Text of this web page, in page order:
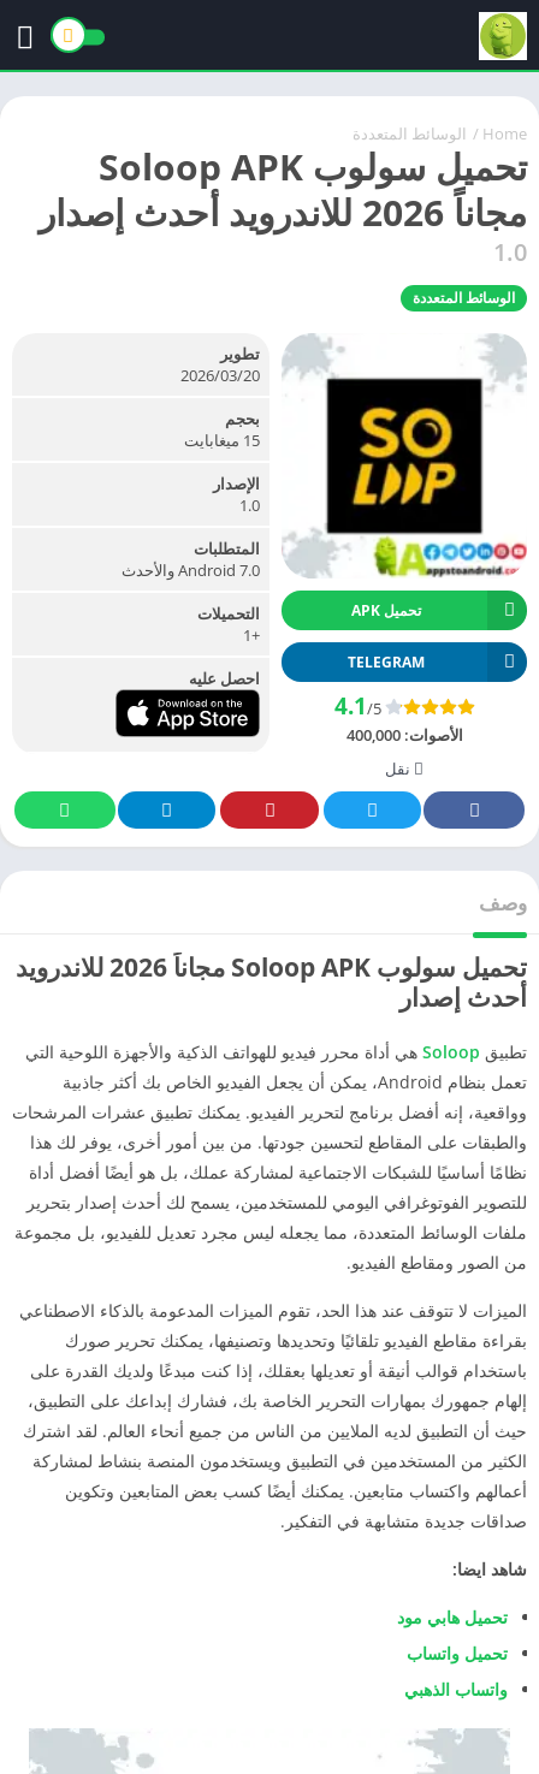
Home
/ الوسائط المتعددة
تحميل سولوب Soloop APK
مجاناً 2026 للاندرويد أحدث إصدار
1.0
الوسائط المتعددة
تحميل APK
TELEGRAM
4.1/5
الأصوات:400,000
نقل
تطوير
20‏/03‏/2026
بحجم
15 ميغابايت
الإصدار
1.0
المتطلبات
Android 7.0 والأحدث
التحميلات
+1
احصل عليه
وصف
تحميل سولوب Soloop APK مجاناً 2026 للاندرويد
أحدث إصدار
تطبيق Soloop هي أداة محرر فيديو للهواتف الذكية والأجهزة اللوحية التي
تعمل بنظام Android، يمكن أن يجعل الفيديو الخاص بك أكثر جاذبية
وواقعية، إنه أفضل برنامج لتحرير الفيديو. يمكنك تطبيق عشرات المرشحات
والطبقات على المقاطع لتحسين جودتها. من بين أمور أخرى، يوفر لك هذا
نظامًا أساسيًا للشبكات الاجتماعية لمشاركة عملك، بل هو أيضًا أفضل أداة
للتصوير الفوتوغرافي اليومي للمستخدمين، يسمح لك أحدث إصدار بتحرير
ملفات الوسائط المتعددة، مما يجعله ليس مجرد تعديل للفيديو، بل مجموعة
من الصور ومقاطع الفيديو.
الميزات لا تتوقف عند هذا الحد، تقوم الميزات المدعومة بالذكاء الاصطناعي
بقراءة مقاطع الفيديو تلقائيًا وتحديدها وتصنيفها، يمكنك تحرير صورك
باستخدام قوالب أنيقة أو تعديلها بعقلك، إذا كنت مبدعًا ولديك القدرة على
إلهام جمهورك بمهارات التحرير الخاصة بك، فشارك إبداعك على التطبيق،
حيث أن التطبيق لديه الملايين من الناس من جميع أنحاء العالم. لقد اشترك
الكثير من المستخدمين في التطبيق ويستخدمون المنصة بنشاط لمشاركة
أعمالهم واكتساب متابعين. يمكنك أيضًا كسب بعض المتابعين وتكوين
صداقات جديدة متشابهة في التفكير.
شاهد ايضا:
تحميل هابي مود
تحميل واتساب
واتساب الذهبي